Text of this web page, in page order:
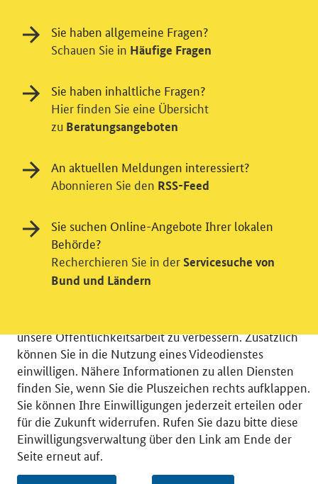
© 2026 Bundesministerium für Wirtschaft und Energie
RSS
Benutzerhinweise
Inhaltsverzeichnis
Impressum
Barrierefreiheit
Datenschutz
Einwilligungsverwaltung
Einwilligung in Tracking und / oder
Videodienst
Wir bitten Sie an dieser Stelle um Ihre Einwilligung für
verschiedene Zusatzdienste unserer Webseite: Wir
unsere Öffentlichkeitsarbeit zu verbessern. Zusätzlich
können Sie in die Nutzung eines Videodienstes
einwilligen. Nähere Informationen zu allen Diensten
finden Sie, wenn Sie die Pluszeichen rechts aufklappen.
Sie können Ihre Einwilligungen jederzeit erteilen oder
für die Zukunft widerrufen. Rufen Sie dazu bitte diese
Einwilligungsverwaltung über den Link am Ende der
Seite erneut auf.
Sie haben allgemeine Fragen?
Schauen Sie in Häufige Fragen
Sie haben inhaltliche Fragen?
Hier finden Sie eine Übersicht
zu Beratungsangeboten
An aktuellen Meldungen interessiert?
Abonnieren Sie den RSS-Feed
Sie suchen Online-Angebote Ihrer lokalen
Behörde?
Recherchieren Sie in der Servicesuche von
Bund und Ländern